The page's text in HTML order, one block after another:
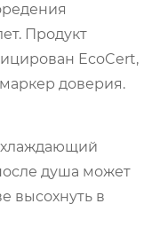
Продукт
EcoCert,
доверия.
душа может
высохнуть в